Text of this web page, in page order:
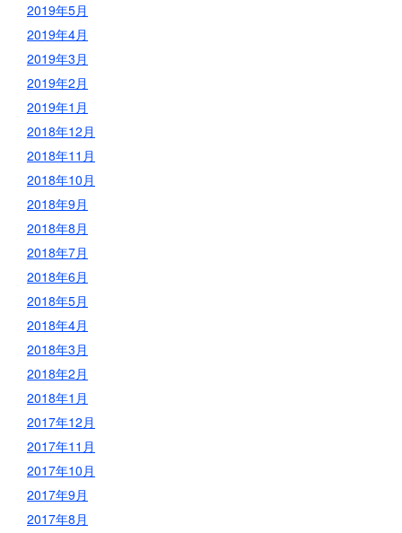
2019年5月
2019年4月
2019年3月
2019年2月
2019年1月
2018年12月
2018年11月
2018年10月
2018年9月
2018年8月
2018年7月
2018年6月
2018年5月
2018年4月
2018年3月
2018年2月
2018年1月
2017年12月
2017年11月
2017年10月
2017年9月
2017年8月